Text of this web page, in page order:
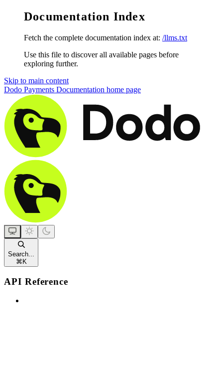
Documentation Index
Fetch the complete documentation index at: /llms.txt
Use this file to discover all available pages before
exploring further.
Skip to main content
Dodo Payments Documentation home page
Search...
⌘ K
API Reference